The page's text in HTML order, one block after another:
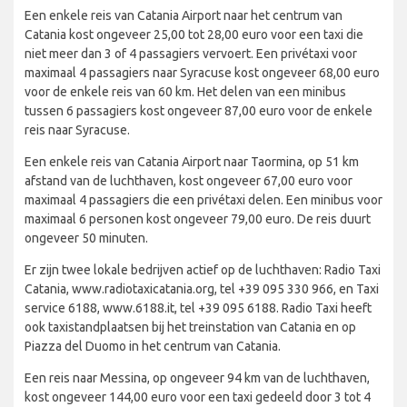
Een enkele reis van Catania Airport naar het centrum van
Catania kost ongeveer 25,00 tot 28,00 euro voor een taxi die
niet meer dan 3 of 4 passagiers vervoert. Een privétaxi voor
maximaal 4 passagiers naar Syracuse kost ongeveer 68,00 euro
voor de enkele reis van 60 km. Het delen van een minibus
tussen 6 passagiers kost ongeveer 87,00 euro voor de enkele
reis naar Syracuse.
Een enkele reis van Catania Airport naar Taormina, op 51 km
afstand van de luchthaven, kost ongeveer 67,00 euro voor
maximaal 4 passagiers die een privétaxi delen. Een minibus voor
maximaal 6 personen kost ongeveer 79,00 euro. De reis duurt
ongeveer 50 minuten.
Er zijn twee lokale bedrijven actief op de luchthaven: Radio Taxi
Catania, www.radiotaxicatania.org, tel +39 095 330 966, en Taxi
service 6188, www.6188.it, tel +39 095 6188. Radio Taxi heeft
ook taxistandplaatsen bij het treinstation van Catania en op
Piazza del Duomo in het centrum van Catania.
Een reis naar Messina, op ongeveer 94 km van de luchthaven,
kost ongeveer 144,00 euro voor een taxi gedeeld door 3 tot 4